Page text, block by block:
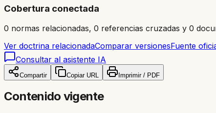
Cobertura conectada
0 normas relacionadas, 0 referencias cruzadas y 0
Ver doctrina relacionadaComparar versionesFuente
Consultar al asistente IA
Compartir Copiar URL Imprimir / PDF
Contenido vigente